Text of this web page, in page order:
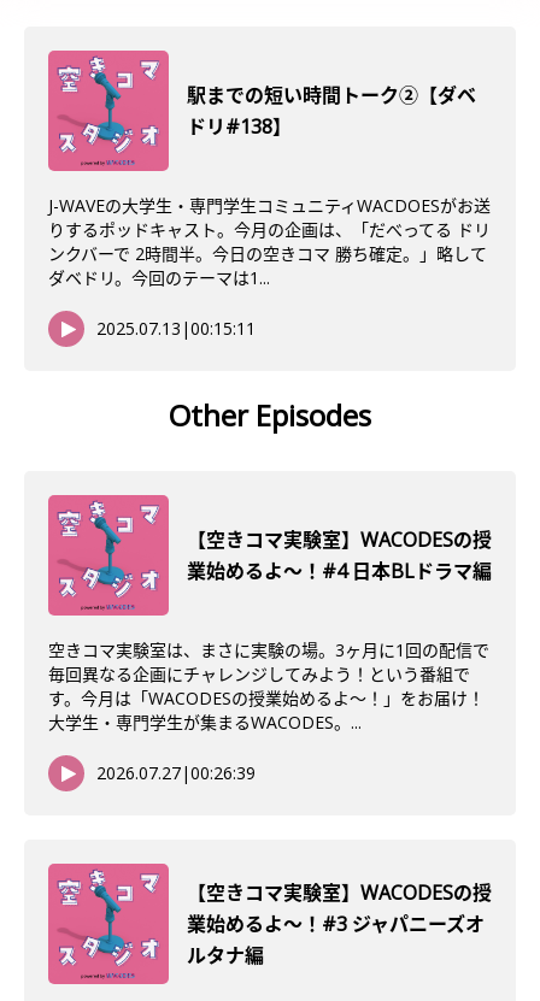
駅までの短い時間トーク②【ダベ
ドリ#138】
J-WAVEの大学生・専門学生コミュニティWACDOESがお送
りするポッドキャスト。今月の企画は、「だべってる ドリ
ンクバーで 2時間半。今日の空きコマ 勝ち確定。」略して
ダベドリ。今回のテーマは1...
2025.07.13 |00:15:11
Other Episodes
【空きコマ実験室】WACODESの授
業始めるよ～！#4 日本BLドラマ編
空きコマ実験室は、まさに実験の場。3ヶ月に1回の配信で
毎回異なる企画にチャレンジしてみよう！という番組で
す。今月は「WACODESの授業始めるよ～！」をお届け！
大学生・専門学生が集まるWACODES。...
2026.07.27|00:26:39
【空きコマ実験室】WACODESの授
業始めるよ〜！#3 ジャパニーズオ
ルタナ編